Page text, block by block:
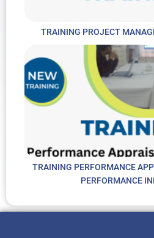
TRAINING PROJECT
TRAINING PERFORMANCE
PERFORMANCE